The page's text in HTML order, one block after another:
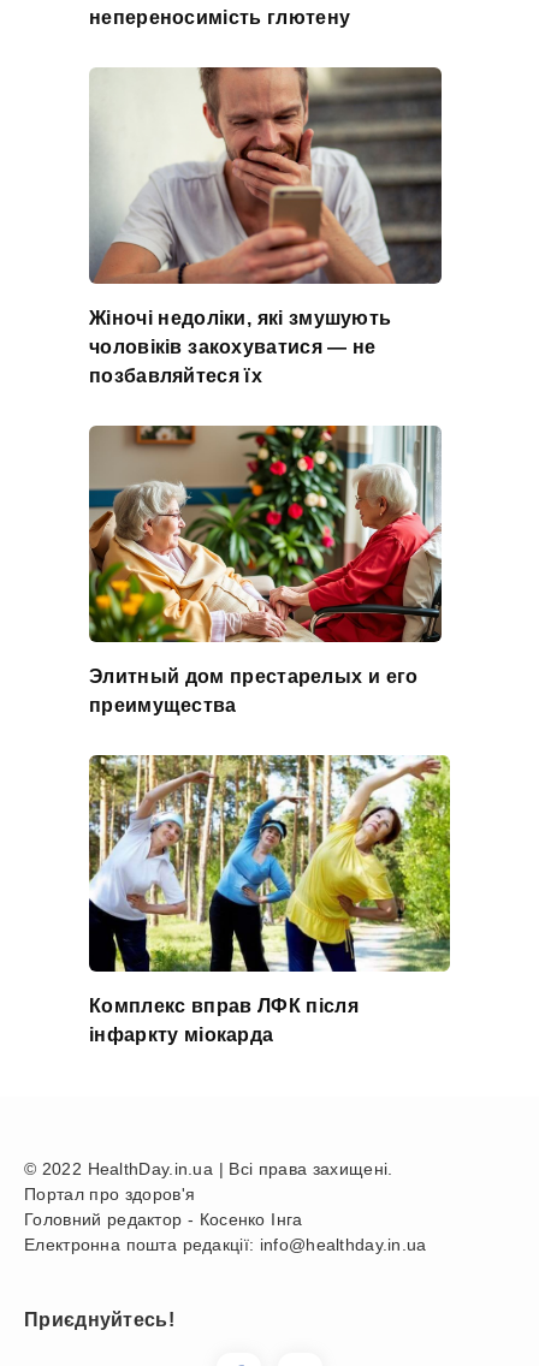
непереносимість глютену
Жіночі недоліки, які змушують
чоловіків закохуватися — не
позбавляйтеся їх
Элитный дом престарелых и его
преимущества
Комплекс вправ ЛФК після
інфаркту міокарда
© 2022 HealthDay.in.ua | Всі права захищені.
Портал про здоров'я
Головний редактор - Косенко Інга
Електронна пошта редакції: info@healthday.in.ua
Приєднуйтесь!